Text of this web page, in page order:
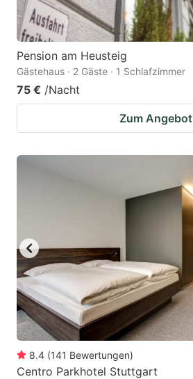
Pension am Heusteig
Gästehaus · 2 Gäste · 1 Schlafzimmer
75 € /Nacht
Zum Angebot
8.4 (141 Bewertungen)
Centro Parkhotel Stuttgart